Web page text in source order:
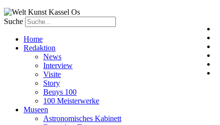
Suche
Home
Redaktion
News
Interview
Visite
Story
Beuys 100
100 Meisterwerke
Museen
Astronomisches Kabinett